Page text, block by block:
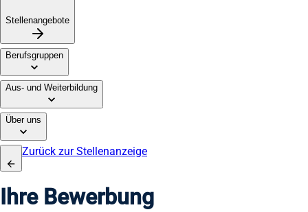
Stellenangebote
Berufsgruppen
Aus- und Weiterbildung
Über uns
Zurück zur Stellenanzeige
Ihre Bewerbung